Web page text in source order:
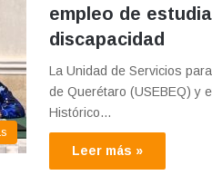
empleo de
discapacidad
La Unidad de Servicios
de Querétaro (USEBEQ) y
Histórico…
Leer más »